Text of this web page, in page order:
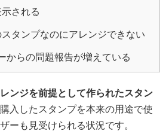
される
タンプなのにアレンジできない
からの問題報告が増えている
ンジを前提として作られたスタン
入したスタンプを本来の用途で使
ーも見受けられる状況です。